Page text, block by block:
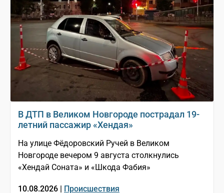
В ДТП в Великом Новгороде пострадал 19-
летний пассажир «Хендая»
На улице Фёдоровский Ручей в Великом
Новгороде вечером 9 августа столкнулись
«Хендай Соната» и «Шкода Фабия»
10.08.2026 | Происшествия